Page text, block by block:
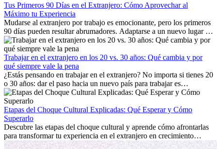
Tus Primeros 90 Días en el Extranjero: Cómo Aprovechar al
Máximo tu Experiencia
Mudarse al extranjero por trabajo es emocionante, pero los primeros
90 días pueden resultar abrumadores. Adaptarse a un nuevo lugar de
trabajo, construir una vida social, comprender la cultura local y lidiar
con la nostalgia son parte del proceso. Esta guía para expatriados te
mostrará cómo aprovechar al máximo tus primeros meses en el
extranjero, asegurando tanto éxito profesional como crecimiento
personal.
Trabajar en el extranjero en los 20 vs. 30 años: Qué cambia y por
qué siempre vale la pena
¿Estás pensando en trabajar en el extranjero? No importa si tienes 20
o 30 años: dar el paso hacia un nuevo país para trabajar es
emocionante y, a veces, desafiante. Muchas personas se preguntan si
la edad marca la diferencia. La verdad es que la experiencia
internacional siempre vale la pena. Puede impulsar tu carrera,
fomentar tu crecimiento personal y ofrecerte valiosas perspectivas
culturales que transforman tu vida.
Etapas del Choque Cultural Explicadas: Qué Esperar y Cómo
Superarlo
Descubre las etapas del choque cultural y aprende cómo afrontarlas
para transformar tu experiencia en el extranjero en crecimiento
personal y adaptación exitosa.